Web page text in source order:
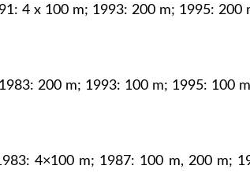
4 x 100 m; 1993: 200 m; 1995: 200
200 m; 1993: 100 m; 1995: 100
4×100 m; 1987: 100 m, 200 m;